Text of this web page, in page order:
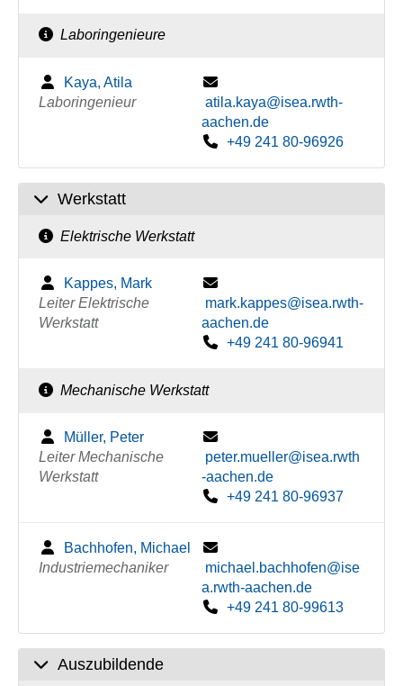
Laboringenieure
Kaya, Atila
Laboringenieur
atila.kaya@isea.rwth-
aachen.de
+49 241 80-96926
Werkstatt
Elektrische Werkstatt
Kappes, Mark
Leiter Elektrische
Werkstatt
mark.kappes@isea.rwth-
aachen.de
+49 241 80-96941
Mechanische Werkstatt
Müller, Peter
Leiter Mechanische
Werkstatt
peter.mueller@isea.rwth
-aachen.de
+49 241 80-96937
Bachhofen, Michael
Industriemechaniker
michael.bachhofen@ise
a.rwth-aachen.de
+49 241 80-99613
Auszubildende